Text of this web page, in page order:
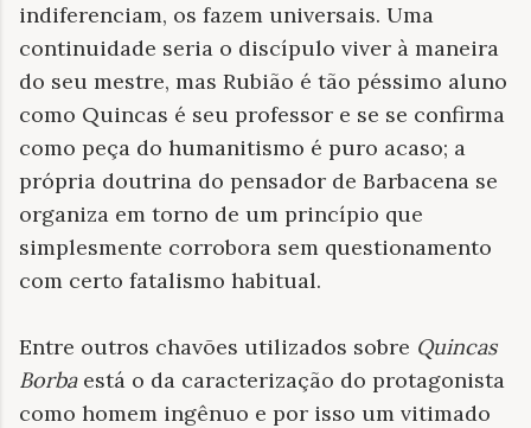
indiferenciam, os fazem universais. Uma
continuidade seria o discípulo viver à maneira
do seu mestre, mas Rubião é tão péssimo aluno
como Quincas é seu professor e se se confirma
como peça do humanitismo é puro acaso; a
própria doutrina do pensador de Barbacena se
organiza em torno de um princípio que
simplesmente corrobora sem questionamento
com certo fatalismo habitual.
Entre outros chavões utilizados sobre Quincas
Borbaestá o da caracterização do protagonista
como homem ingênuo e por isso um vitimado